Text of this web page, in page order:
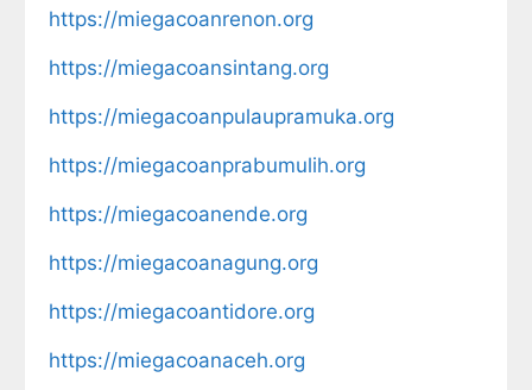
https://miegacoanrenon.org
https://miegacoansintang.org
https://miegacoanpulaupramuka.org
https://miegacoanprabumulih.org
https://miegacoanende.org
https://miegacoanagung.org
https://miegacoantidore.org
https://miegacoanaceh.org